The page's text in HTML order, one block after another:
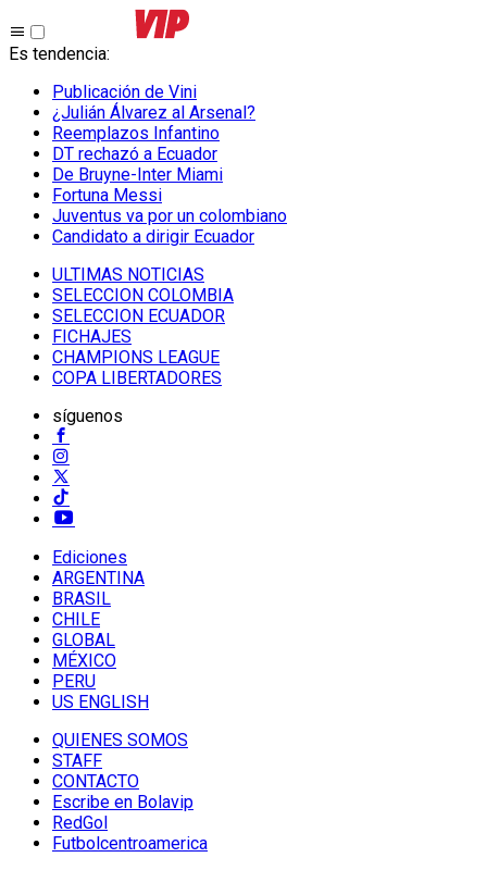
Es tendencia:
Publicación de Vini
¿Julián Álvarez al Arsenal?
Reemplazos Infantino
DT rechazó a Ecuador
De Bruyne-Inter Miami
Fortuna Messi
Juventus va por un colombiano
Candidato a dirigir Ecuador
ULTIMAS NOTICIAS
SELECCION COLOMBIA
SELECCION ECUADOR
FICHAJES
CHAMPIONS LEAGUE
COPA LIBERTADORES
síguenos
Ediciones
ARGENTINA
BRASIL
CHILE
GLOBAL
MÉXICO
PERU
US ENGLISH
QUIENES SOMOS
STAFF
CONTACTO
Escribe en Bolavip
RedGol
Futbolcentroamerica